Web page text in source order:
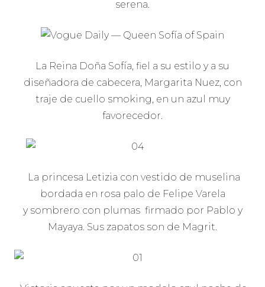
serena.
La Reina Doña Sofía, fiel a su estilo y a su
diseñadora de cabecera, Margarita Nuez, con
traje de cuello smoking, en un azul muy
favorecedor.
La princesa Letizia con vestido de muselina
bordada en rosa palo de Felipe Varela
y sombrero con plumas firmado por Pablo y
Mayaya. Sus zapatos son de Magrit.